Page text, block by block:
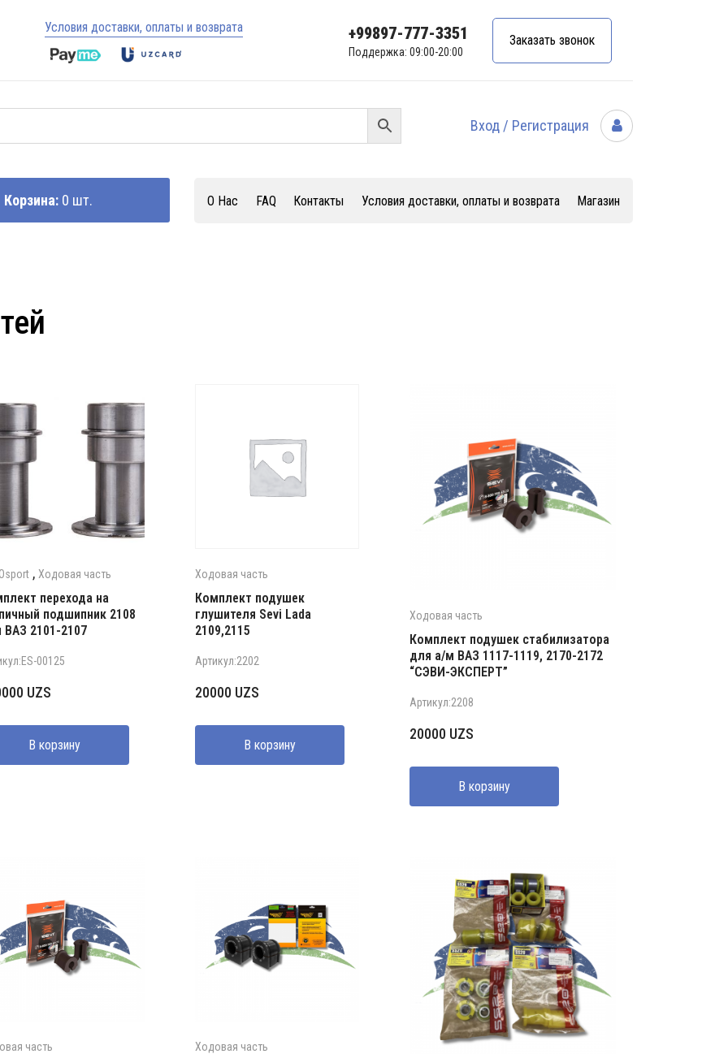
Условия доставки, оплаты и возврата +99897-777-3351
Поддержка: 09:00-20:00
Заказать звонок
Вход / Регистрация
Корзина: 0 шт. О Нас FAQ Контакты Условия доставки, оплаты и возврата Магазин
, Ходовая часть
перехода на
подшипник 2108
ВАЗ 2101-2107
00125
UZS
В корзину
Ходовая часть
Комплект подушек
глушителя Sevi Lada
2109,2115
Артикул:2202
20000 UZS
В корзину
Ходовая часть
Комплект подушек стабилизатора
для а/м ВАЗ 1117-1119, 2170-2172
“СЭВИ-ЭКСПЕРТ”
Артикул:2208
20000 UZS
В корзину
часть Ходовая часть